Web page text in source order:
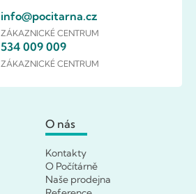
info@pocitarna.cz
ZÁKAZNICKÉ CENTRUM
534 009 009
ZÁKAZNICKÉ CENTRUM
O nás
Kontakty
O Počítárně
Naše prodejna